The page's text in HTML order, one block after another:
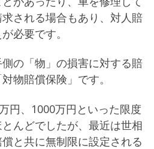
される場合もあり、対人賠
必要です。
の「物」の損害に対する賠
物賠償保険」です。
円、1000万円といった限度
んどでしたが、最近は世相
と共に無制限に設定される